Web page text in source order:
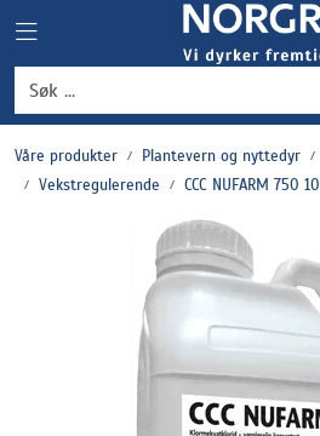
Toggle navigation
Våre produkter Plantevern og nyttedyr
Vekstregulerende
CCC NUFARM 750
Grønnsaker
Settepotet og setteløk
Plantevern og nyttedyr
Blomster, potter og brett